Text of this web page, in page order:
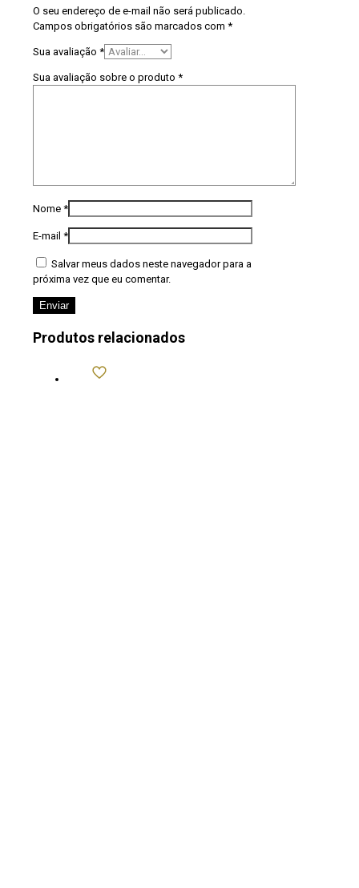
O seu endereço de e-mail não será publicado.
Campos obrigatórios são marcados com *
Sua avaliação *
Sua avaliação sobre o produto *
Nome *
E-mail *
Salvar meus dados neste navegador para a
próxima vez que eu comentar.
Produtos relacionados